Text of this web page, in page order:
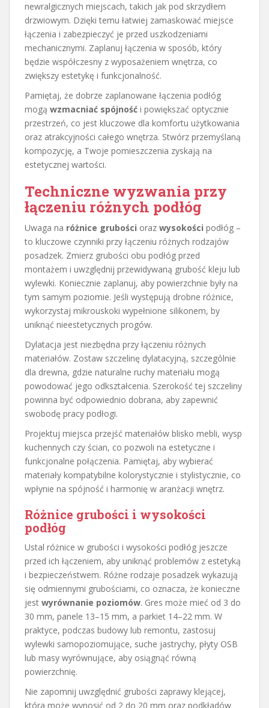
newralgicznych miejscach, takich jak pod skrzydłem
drzwiowym. Dzięki temu łatwiej zamaskować miejsce
łączenia i zabezpieczyć je przed uszkodzeniami
mechanicznymi. Zaplanuj łączenia w sposób, który
będzie współczesny z wyposażeniem wnętrza, co
zwiększy estetykę i funkcjonalność.
Pamiętaj, że dobrze zaplanowane łączenia podłóg
mogą wzmacniać spójność i powiększać optycznie
przestrzeń, co jest kluczowe dla komfortu użytkowania
oraz atrakcyjności całego wnętrza. Stwórz przemyślaną
kompozycję, a Twoje pomieszczenia zyskają na
estetycznej wartości.
Techniczne wyzwania przy
łączeniu różnych podłóg
Uwaga na różnice grubości oraz wysokości podłóg –
to kluczowe czynniki przy łączeniu różnych rodzajów
posadzek. Zmierz grubości obu podłóg przed
montażem i uwzględnij przewidywaną grubość kleju lub
wylewki. Koniecznie zaplanuj, aby powierzchnie były na
tym samym poziomie. Jeśli występują drobne różnice,
wykorzystaj mikrouskoki wypełnione silikonem, by
uniknąć nieestetycznych progów.
Dylatacja jest niezbędna przy łączeniu różnych
materiałów. Zostaw szczelinę dylatacyjną, szczególnie
dla drewna, gdzie naturalne ruchy materiału mogą
powodować jego odkształcenia. Szerokość tej szczeliny
powinna być odpowiednio dobrana, aby zapewnić
swobodę pracy podłogi.
Projektuj miejsca przejść materiałów blisko mebli, wysp
kuchennych czy ścian, co pozwoli na estetyczne i
funkcjonalne połączenia. Pamiętaj, aby wybierać
materiały kompatybilne kolorystycznie i stylistycznie, co
wpłynie na spójność i harmonię w aranżacji wnętrz.
Różnice grubości i wysokości
podłóg
Ustal różnice w grubości i wysokości podłóg jeszcze
przed ich łączeniem, aby uniknąć problemów z estetyką
i bezpieczeństwem. Różne rodzaje posadzek wykazują
się odmiennymi grubościami, co oznacza, że konieczne
jest wyrównanie poziomów. Gres może mieć od 3 do
30 mm, panele 13–15 mm, a parkiet 14–22 mm. W
praktyce, podczas budowy lub remontu, zastosuj
wylewki samopoziomujące, suche jastrychy, płyty OSB
lub masy wyrównujące, aby osiągnąć równą
powierzchnię.
Nie zapomnij uwzględnić grubości zaprawy klejącej,
która może wynosić od 2 do 20 mm oraz podkładów